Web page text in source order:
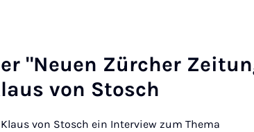
"Neu­en Zür­cher
von Stosch
Klaus von Stosch ein Interview zum Thema